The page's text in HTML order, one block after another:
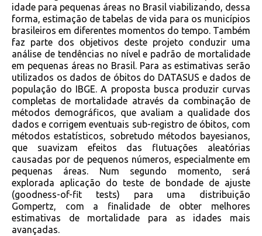
idade para pequenas áreas no Brasil viabilizando, dessa
forma, estimação de tabelas de vida para os municípios
brasileiros em diferentes momentos do tempo. Também
faz parte dos objetivos deste projeto conduzir uma
análise de tendências no nível e padrão de mortalidade
em pequenas áreas no Brasil. Para as estimativas serão
utilizados os dados de óbitos do DATASUS e dados de
população do IBGE. A proposta busca produzir curvas
completas de mortalidade através da combinação de
métodos demográficos, que avaliam a qualidade dos
dados e corrigem eventuais sub-registro de óbitos, com
métodos estatísticos, sobretudo métodos bayesianos,
que suavizam efeitos das flutuações aleatórias
causadas por de pequenos números, especialmente em
pequenas áreas. Num segundo momento, será
explorada aplicação do teste de bondade de ajuste
(goodness-of-fit tests) para uma distribuição
Gompertz, com a finalidade de obter melhores
estimativas de mortalidade para as idades mais
avançadas.